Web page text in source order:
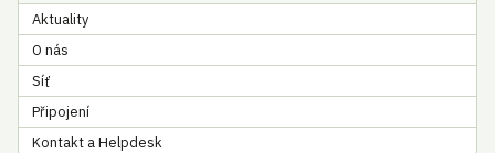
Aktuality
O nás
Síť
Připojení
Kontakt a Helpdesk